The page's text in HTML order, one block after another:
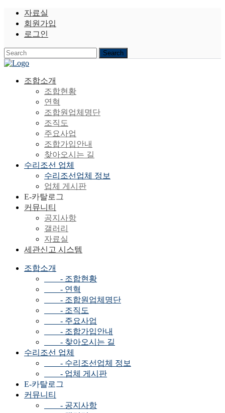
자료실
회원가입
로그인
조합소개
조합현황
연혁
조합원업체명단
조직도
주요사업
조합가입안내
찾아오시는 길
수리조선 업체
수리조선업체 정보
업체 게시판
E-카탈로그
커뮤니티
공지사항
갤러리
자료실
세관신고 시스템
조합소개
- 조합현황
- 연혁
- 조합원업체명단
- 조직도
- 주요사업
- 조합가입안내
- 찾아오시는 길
수리조선 업체
- 수리조선업체 정보
- 업체 게시판
E-카탈로그
커뮤니티
- 공지사항